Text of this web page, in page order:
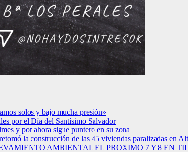
solos y bajo mucha presión»
por el Día del Santísimo Salvador
y por ahora sigue puntero en su zona
la construcción de las 45 viviendas paralizadas en
AMBIENTAL EL PROXIMO 7 Y 8 EN